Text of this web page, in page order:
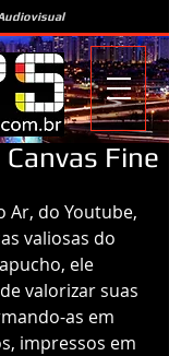
Fine
Ar, do Youtube,
valiosas do
ele
valorizar suas
as em
impressos em